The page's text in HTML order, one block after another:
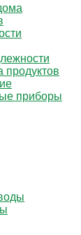
продуктов
приборы